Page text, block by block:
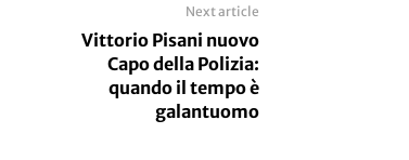
Next article
Vittorio Pisani nuovo
Capo della Polizia:
quando il tempo è
galantuomo